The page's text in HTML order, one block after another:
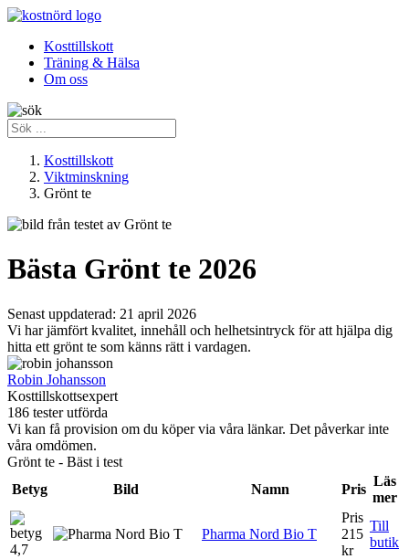
Kosttillskott
Träning & Hälsa
Om oss
Kosttillskott
Viktminskning
Grönt te
Bästa Grönt te 2026
Senast uppdaterad: 21 april 2026
Vi har jämfört kvalitet, innehåll och helhetsintryck för att hjälpa dig
hitta ett grönt te som känns rätt i vardagen.
Robin Johansson
Kosttillskottsexpert
186 tester utförda
Vi kan få provision om du köper via våra länkar. Det påverkar inte
våra omdömen.
Grönt te - Bäst i test
Betyg
Bild Namn Pris
Läs
mer
4,7
Pharma Nord Bio T
Pris
215
kr
Till
butik